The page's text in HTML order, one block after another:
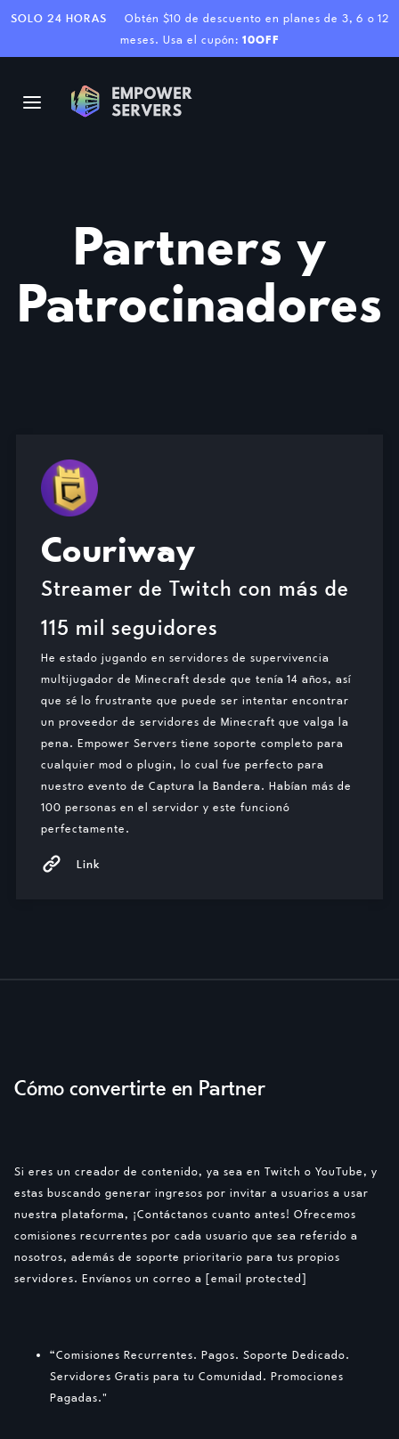
SOLO 24 HORAS Obtén $10 de descuento en planes de 3, 6 o 12
meses. Usa el cupón: 10OFF
Partners y
Patrocinadores
Couriway
Streamer de Twitch con más de
115 mil seguidores
He estado jugando en servidores de supervivencia
multijugador de Minecraft desde que tenía 14 años, así
que sé lo frustrante que puede ser intentar encontrar
un proveedor de servidores de Minecraft que valga la
pena. Empower Servers tiene soporte completo para
cualquier mod o plugin, lo cual fue perfecto para
nuestro evento de Captura la Bandera. Habían más de
100 personas en el servidor y este funcionó
perfectamente.
Link
Cómo convertirte en Partner
Si eres un creador de contenido, ya sea en Twitch o YouTube, y
estas buscando generar ingresos por invitar a usuarios a usar
nuestra plataforma, ¡Contáctanos cuanto antes! Ofrecemos
comisiones recurrentes por cada usuario que sea referido a
nosotros, además de soporte prioritario para tus propios
servidores. Envíanos un correo a [email protected]
“Comisiones Recurrentes. Pagos. Soporte Dedicado.
Servidores Gratis para tu Comunidad. Promociones
Pagadas."